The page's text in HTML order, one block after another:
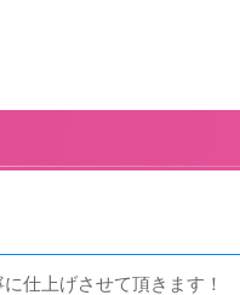
仕上げさせて頂きます！